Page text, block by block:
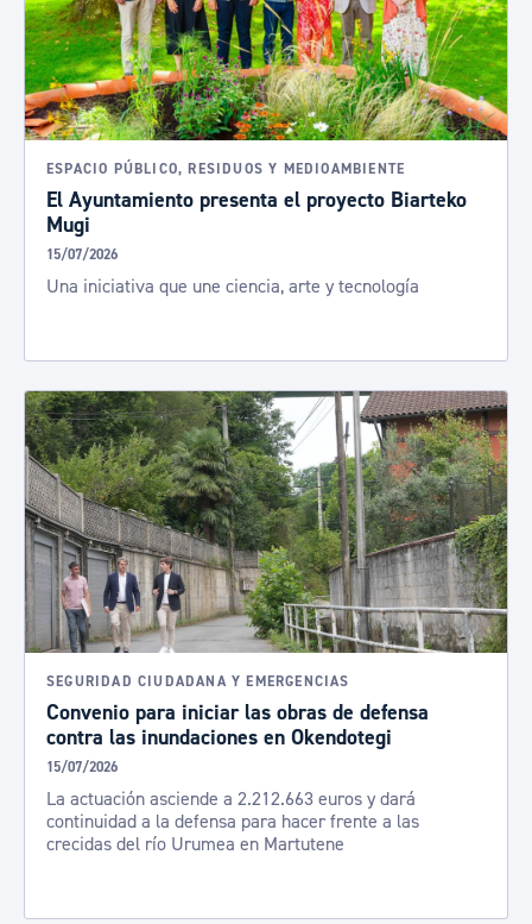
ESPACIO PÚBLICO, RESIDUOS Y MEDIOAMBIENTE
El Ayuntamiento presenta el proyecto Biarteko
Mugi
15/07/2026
Una iniciativa que une ciencia, arte y tecnología
SEGURIDAD CIUDADANA Y EMERGENCIAS
Convenio para iniciar las obras de defensa
contra las inundaciones en Okendotegi
15/07/2026
La actuación asciende a 2.212.663 euros y dará
continuidad a la defensa para hacer frente a las
crecidas del río Urumea en Martutene